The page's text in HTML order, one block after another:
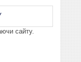
сайту.